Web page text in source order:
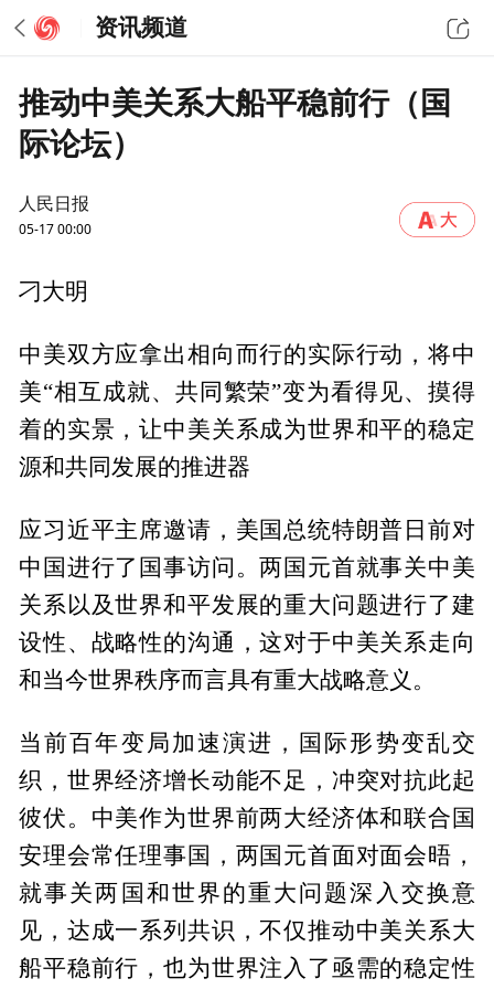
资讯频道
推动中美关系大船平稳前行（国
际论坛）
人民日报
05-17 00:00
刁大明
中美双方应拿出相向而行的实际行动，将中
美“相互成就、共同繁荣”变为看得见、摸得
着的实景，让中美关系成为世界和平的稳定
源和共同发展的推进器
应习近平主席邀请，美国总统特朗普日前对
中国进行了国事访问。两国元首就事关中美
关系以及世界和平发展的重大问题进行了建
设性、战略性的沟通，这对于中美关系走向
和当今世界秩序而言具有重大战略意义。
当前百年变局加速演进，国际形势变乱交
织，世界经济增长动能不足，冲突对抗此起
彼伏。中美作为世界前两大经济体和联合国
安理会常任理事国，两国元首面对面会晤，
就事关两国和世界的重大问题深入交换意
见，达成一系列共识，不仅推动中美关系大
船平稳前行，也为世界注入了亟需的稳定性